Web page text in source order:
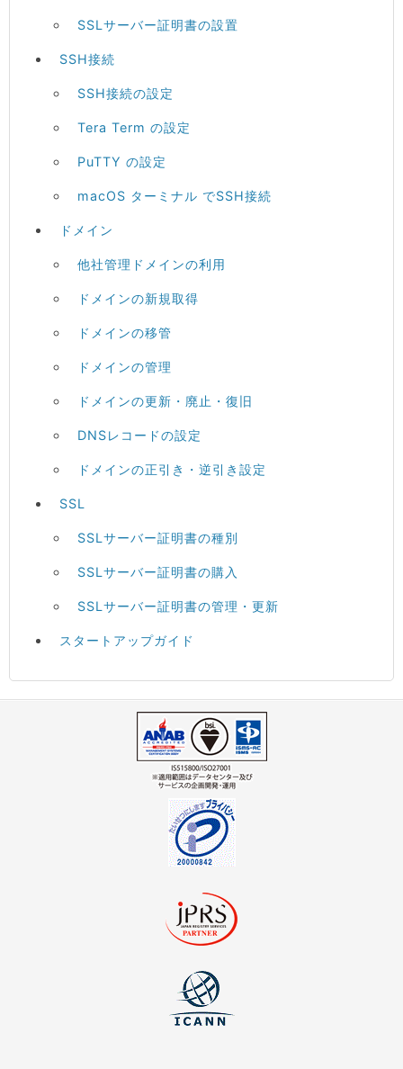
SSLサーバー証明書の設置
SSH接続
SSH接続の設定
Tera Term の設定
PuTTY の設定
macOS ターミナル でSSH接続
ドメイン
他社管理ドメインの利用
ドメインの新規取得
ドメインの移管
ドメインの管理
ドメインの更新・廃止・復旧
DNSレコードの設定
ドメインの正引き・逆引き設定
SSL
SSLサーバー証明書の種別
SSLサーバー証明書の購入
SSLサーバー証明書の管理・更新
スタートアップガイド